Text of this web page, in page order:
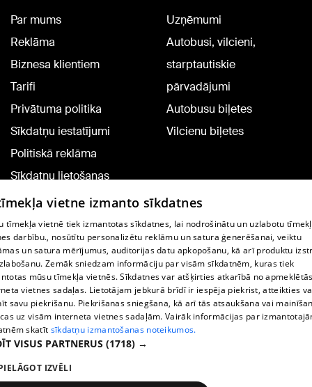
Par mums
Reklāma
Biznesa klientiem
Tarifi
Privātuma politika
Sīkdatņu iestatījumi
Politiskā reklāma
Sīkdatņu lietošanas
noteikumi
Komentāru pievienošana
Uzņēmumi
Autobusi, vilcieni,
starptautiskie
pārvadājumi
Autobusu biļetes
Vilcienu biļetes
TV programma
Līguma noteikumi
360 Ziņu kontakti
Helio Media
Portāla palīdzības dienests: e-pasts -
vietne izmanto sīkdatnes
tīmekļa vietnē tiek izmantotas sīkdatnes, lai nodrošinātu un uzlabotu
darbību., nosūtītu personalizētu reklāmu un satura ģenerēšanai, veiktu
un satura mērījumus, auditorijas datu apkopošanu, kā arī produktu
Zemāk sniedzam informāciju par visām sīkdatnēm, kuras tiek
mūsu tīmekļa vietnēs. Sīkdatnes var atšķirties atkarībā no
vietnes sadaļas. Lietotājam jebkurā brīdī ir iespēja piekrist, atteikties
savu piekrišanu. Piekrišanas sniegšana, kā arī tās atsaukšana vai
uz visām interneta vietnes sadaļām. Vairāk informācijas par
skatīt sīkdatņu izmantošanas noteikumos.
VISUS PARTNERUS (1718) →
IZVĒLI